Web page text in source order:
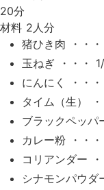
20分
材料 2人分
猪ひき肉 ・・
玉ねぎ ・・・
にんにく ・・
タイム（生）
ブラックペッパ
カレー粉 ・・
コリアンダー
シナモンパウダ